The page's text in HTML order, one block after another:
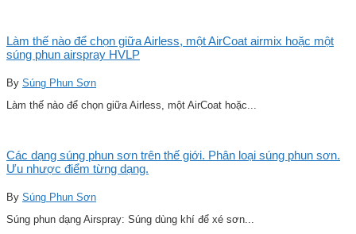
Làm thế nào để chọn giữa Airless, một AirCoat airmix hoặc một
súng phun airspray HVLP
By Súng Phun Sơn
Làm thế nào để chọn giữa Airless, một AirCoat hoặc...
Các dạng súng phun sơn trên thế giới. Phân loại súng phun sơn.
Ưu nhược điểm từng dạng.
By Súng Phun Sơn
Súng phun dạng Airspray: Súng dùng khí để xé sơn...